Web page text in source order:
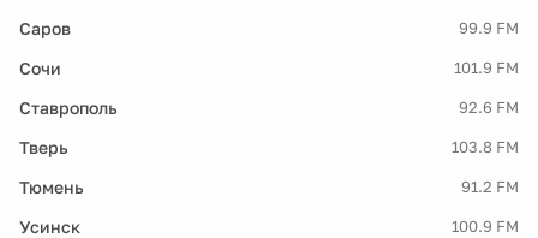
Саров 99.9 FM
Сочи 101.9 FM
Ставрополь 92.6 FM
Тверь 103.8 FM
Тюмень 91.2 FM
Усинск 100.9 FM